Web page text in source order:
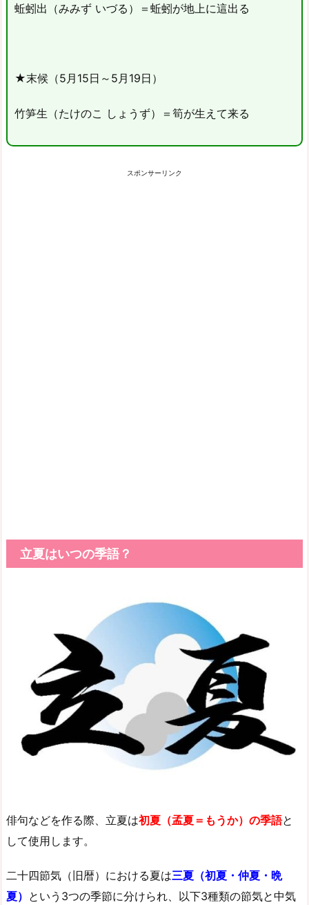
蚯蚓出（みみず いづる）＝蚯蚓が地上に這出る
★末候（5月15日～5月19日）
竹笋生（たけのこ しょうず）＝筍が生えて来る
スポンサーリンク
立夏はいつの季語？
俳句などを作る際、立夏は初夏（孟夏＝もうか）の季語と
して使用します。
二十四節気（旧暦）における夏は三夏（初夏・仲夏・晩
夏） という3つの季節に分けられ、以下3種類の節気と中気